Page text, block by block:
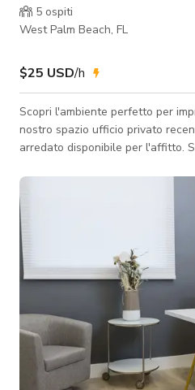
5 ospiti
West Palm Beach, FL
$25 USD/h
Scopri l'ambiente perfetto per
nostro spazio ufficio privato
arredato disponibile per l'affitto.
garantisce comodità. I tuoi ospiti
calorosamente dal nostro
aggiungendo un tocco
comfort, stile e funzionalità in
elevare le tue inter